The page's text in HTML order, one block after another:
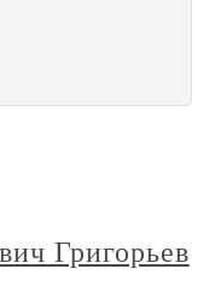
Григорьев